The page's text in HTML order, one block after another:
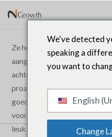
Ze hebben het hele proces
aangepakt en de inspanningen
achter de zoektocht gezet.
proactief. Het
goed gedaan. Het portaal was
voorlopige screening van de
leuk dat het team de
We've detected
speaking a
you want to
English
Change